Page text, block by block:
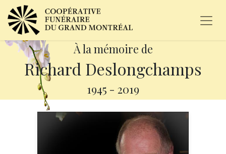
À la mémoire de
Richard Deslongchamps
1945 - 2019